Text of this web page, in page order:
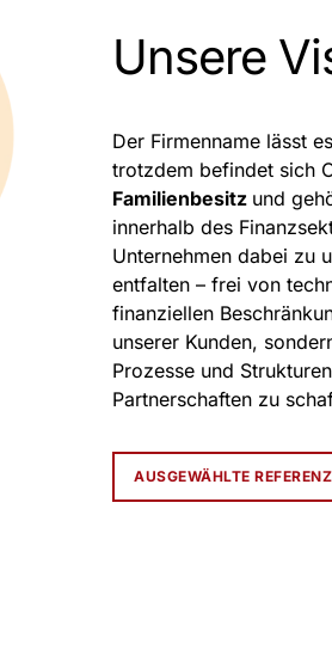
Unsere
Der Firmenname lässt
trotzdem befindet sich
Familienbesitz und
innerhalb des
Unternehmen dabei zu
entfalten – frei von
finanziellen
unserer Kunden,
Prozesse und
Partnerschaften zu
AUSGEWÄHLTE